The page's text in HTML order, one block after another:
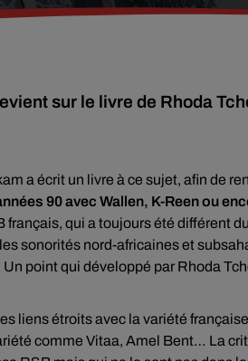
sur le livre de Rhoda
a écrit un livre à ce sujet, afin de
90 avec Wallen, K-Reen ou
français, qui a toujours été différent
sonorités nord-africaines et
point qui développé par Rhoda
liens étroits avec la variété
comme Vitaa, Amel Bent… La